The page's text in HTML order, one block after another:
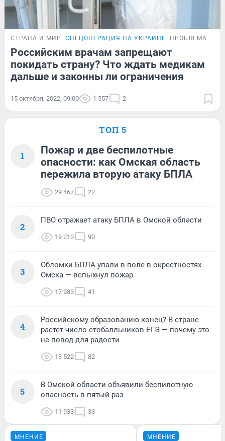
СТРАНА И МИР СПЕЦОПЕРАЦИЯ НА УКРАИНЕ ПРОБЛЕМА
Российским врачам запрещают
покидать страну? Что ждать медикам
дальше и законны ли ограничения
15 октября, 2022, 09:00 1 557 2
ТОП 5
1
Пожар и две беспилотные
опасности: как Омская область
пережила вторую атаку БПЛА
29 467 22
2
ПВО отражает атаку БПЛА в Омской области
19 210 90
3
Обломки БПЛА упали в поле в окрестностях
Омска — вспыхнул пожар
17 983 41
4
Российскому образованию конец? В стране
растет число стобалльников ЕГЭ — почему это
не повод для радости
13 522 82
5
В Омской области объявили беспилотную
опасность в пятый раз
11 933 33
МНЕНИЕ МНЕНИЕ